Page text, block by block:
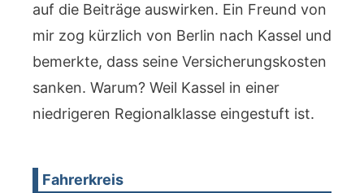
auf die Beiträge auswirken. Ein Freund von
mir zog kürzlich von Berlin nach Kassel und
bemerkte, dass seine Versicherungskosten
sanken. Warum? Weil Kassel in einer
niedrigeren Regionalklasse eingestuft ist.
Fahrerkreis